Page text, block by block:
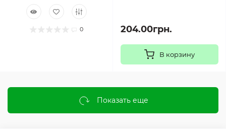
0 204.00грн.
В корзину
Показать еще